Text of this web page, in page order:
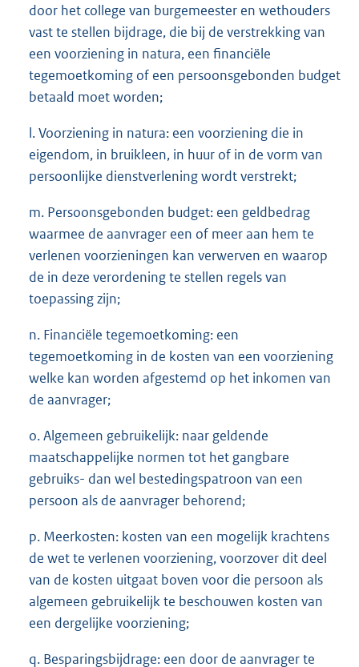
door het college van burgemeester en wethouders
vast te stellen bijdrage, die bij de verstrekking van
een voorziening in natura, een financiële
tegemoetkoming of een persoonsgebonden budget
betaald moet worden;
l. Voorziening in natura: een voorziening die in
eigendom, in bruikleen, in huur of in de vorm van
persoonlijke dienstverlening wordt verstrekt;
m. Persoonsgebonden budget: een geldbedrag
waarmee de aanvrager een of meer aan hem te
verlenen voorzieningen kan verwerven en waarop
de in deze verordening te stellen regels van
toepassing zijn;
n. Financiële tegemoetkoming: een
tegemoetkoming in de kosten van een voorziening
welke kan worden afgestemd op het inkomen van
de aanvrager;
o. Algemeen gebruikelijk: naar geldende
maatschappelijke normen tot het gangbare
gebruiks- dan wel bestedingspatroon van een
persoon als de aanvrager behorend;
p. Meerkosten: kosten van een mogelijk krachtens
de wet te verlenen voorziening, voorzover dit deel
van de kosten uitgaat boven voor die persoon als
algemeen gebruikelijk te beschouwen kosten van
een dergelijke voorziening;
q. Besparingsbijdrage: een door de aanvrager te